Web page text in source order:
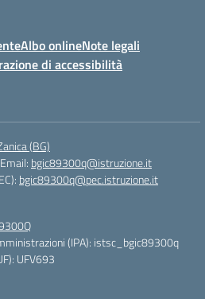
Albo onlineNote legali
di accessibilità
(BG)
Email: bgic89300q@istruzione.it
bgic89300q@pec.istruzione.it
(IPA): istsc_bgic89300q
UFV693